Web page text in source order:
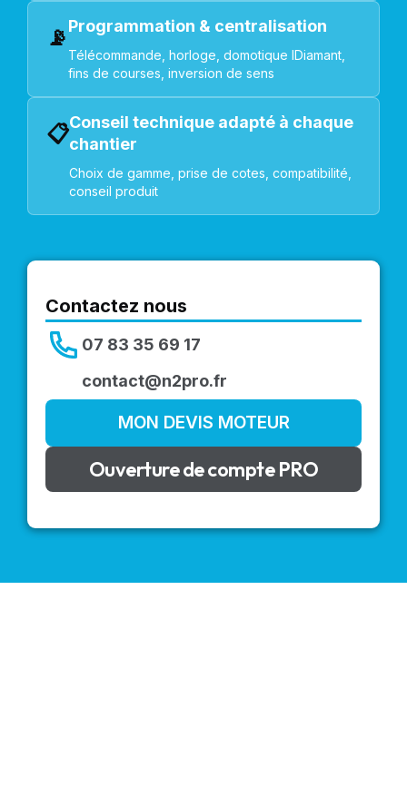
📡Programmation & centralisation
Télécommande, horloge, domotique IDiamant,
fins de courses, inversion de sens
📋Conseil technique adapté à chaque
chantier
Choix de gamme, prise de cotes, compatibilité,
conseil produit
Contactez nous
07 83 35 69 17
contact@n2pro.fr
MON DEVIS MOTEUR
Ouverture de compte PRO